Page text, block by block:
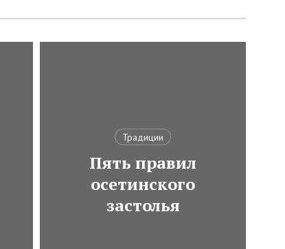
Традиции
Пять правил
осетинского
застолья